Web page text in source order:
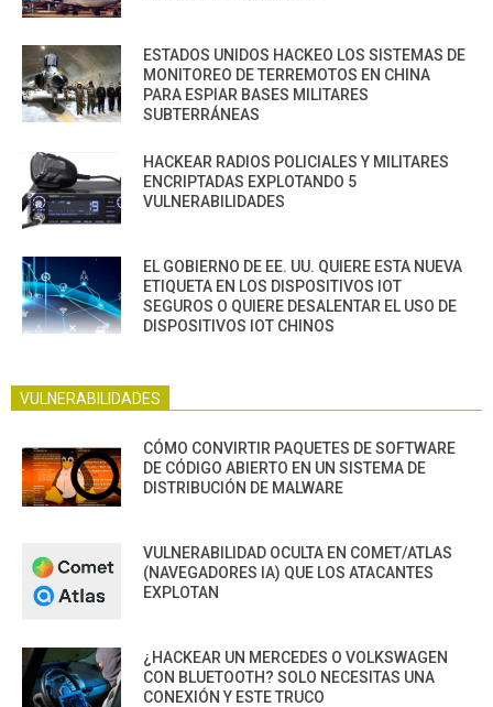
ESTADOS UNIDOS HACKEO LOS SISTEMAS DE
MONITOREO DE TERREMOTOS EN CHINA
PARA ESPIAR BASES MILITARES
SUBTERRÁNEAS
HACKEAR RADIOS POLICIALES Y MILITARES
ENCRIPTADAS EXPLOTANDO 5
VULNERABILIDADES
EL GOBIERNO DE EE. UU. QUIERE ESTA NUEVA
ETIQUETA EN LOS DISPOSITIVOS IOT
SEGUROS O QUIERE DESALENTAR EL USO DE
DISPOSITIVOS IOT CHINOS
VULNERABILIDADES
CÓMO CONVIRTIR PAQUETES DE SOFTWARE
DE CÓDIGO ABIERTO EN UN SISTEMA DE
DISTRIBUCIÓN DE MALWARE
VULNERABILIDAD OCULTA EN COMET/ATLAS
(NAVEGADORES IA) QUE LOS ATACANTES
EXPLOTAN
¿HACKEAR UN MERCEDES O VOLKSWAGEN
CON BLUETOOTH? SOLO NECESITAS UNA
CONEXIÓN Y ESTE TRUCO